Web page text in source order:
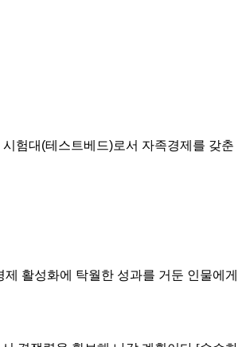
험대(테스트베드)로서 자족경제를 갖춘
활성화에 탁월한 성과를 거둔 인물에게